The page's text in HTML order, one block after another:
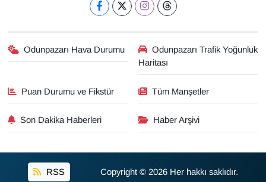
Odunpazarı Hava Durumu
Odunpazarı Trafik Yoğunluk
Haritası
Puan Durumu ve Fikstür Tüm Manşetler
Son Dakika Haberleri Haber Arşivi
RSS Copyright © 2026 Her hakkı saklıdır.